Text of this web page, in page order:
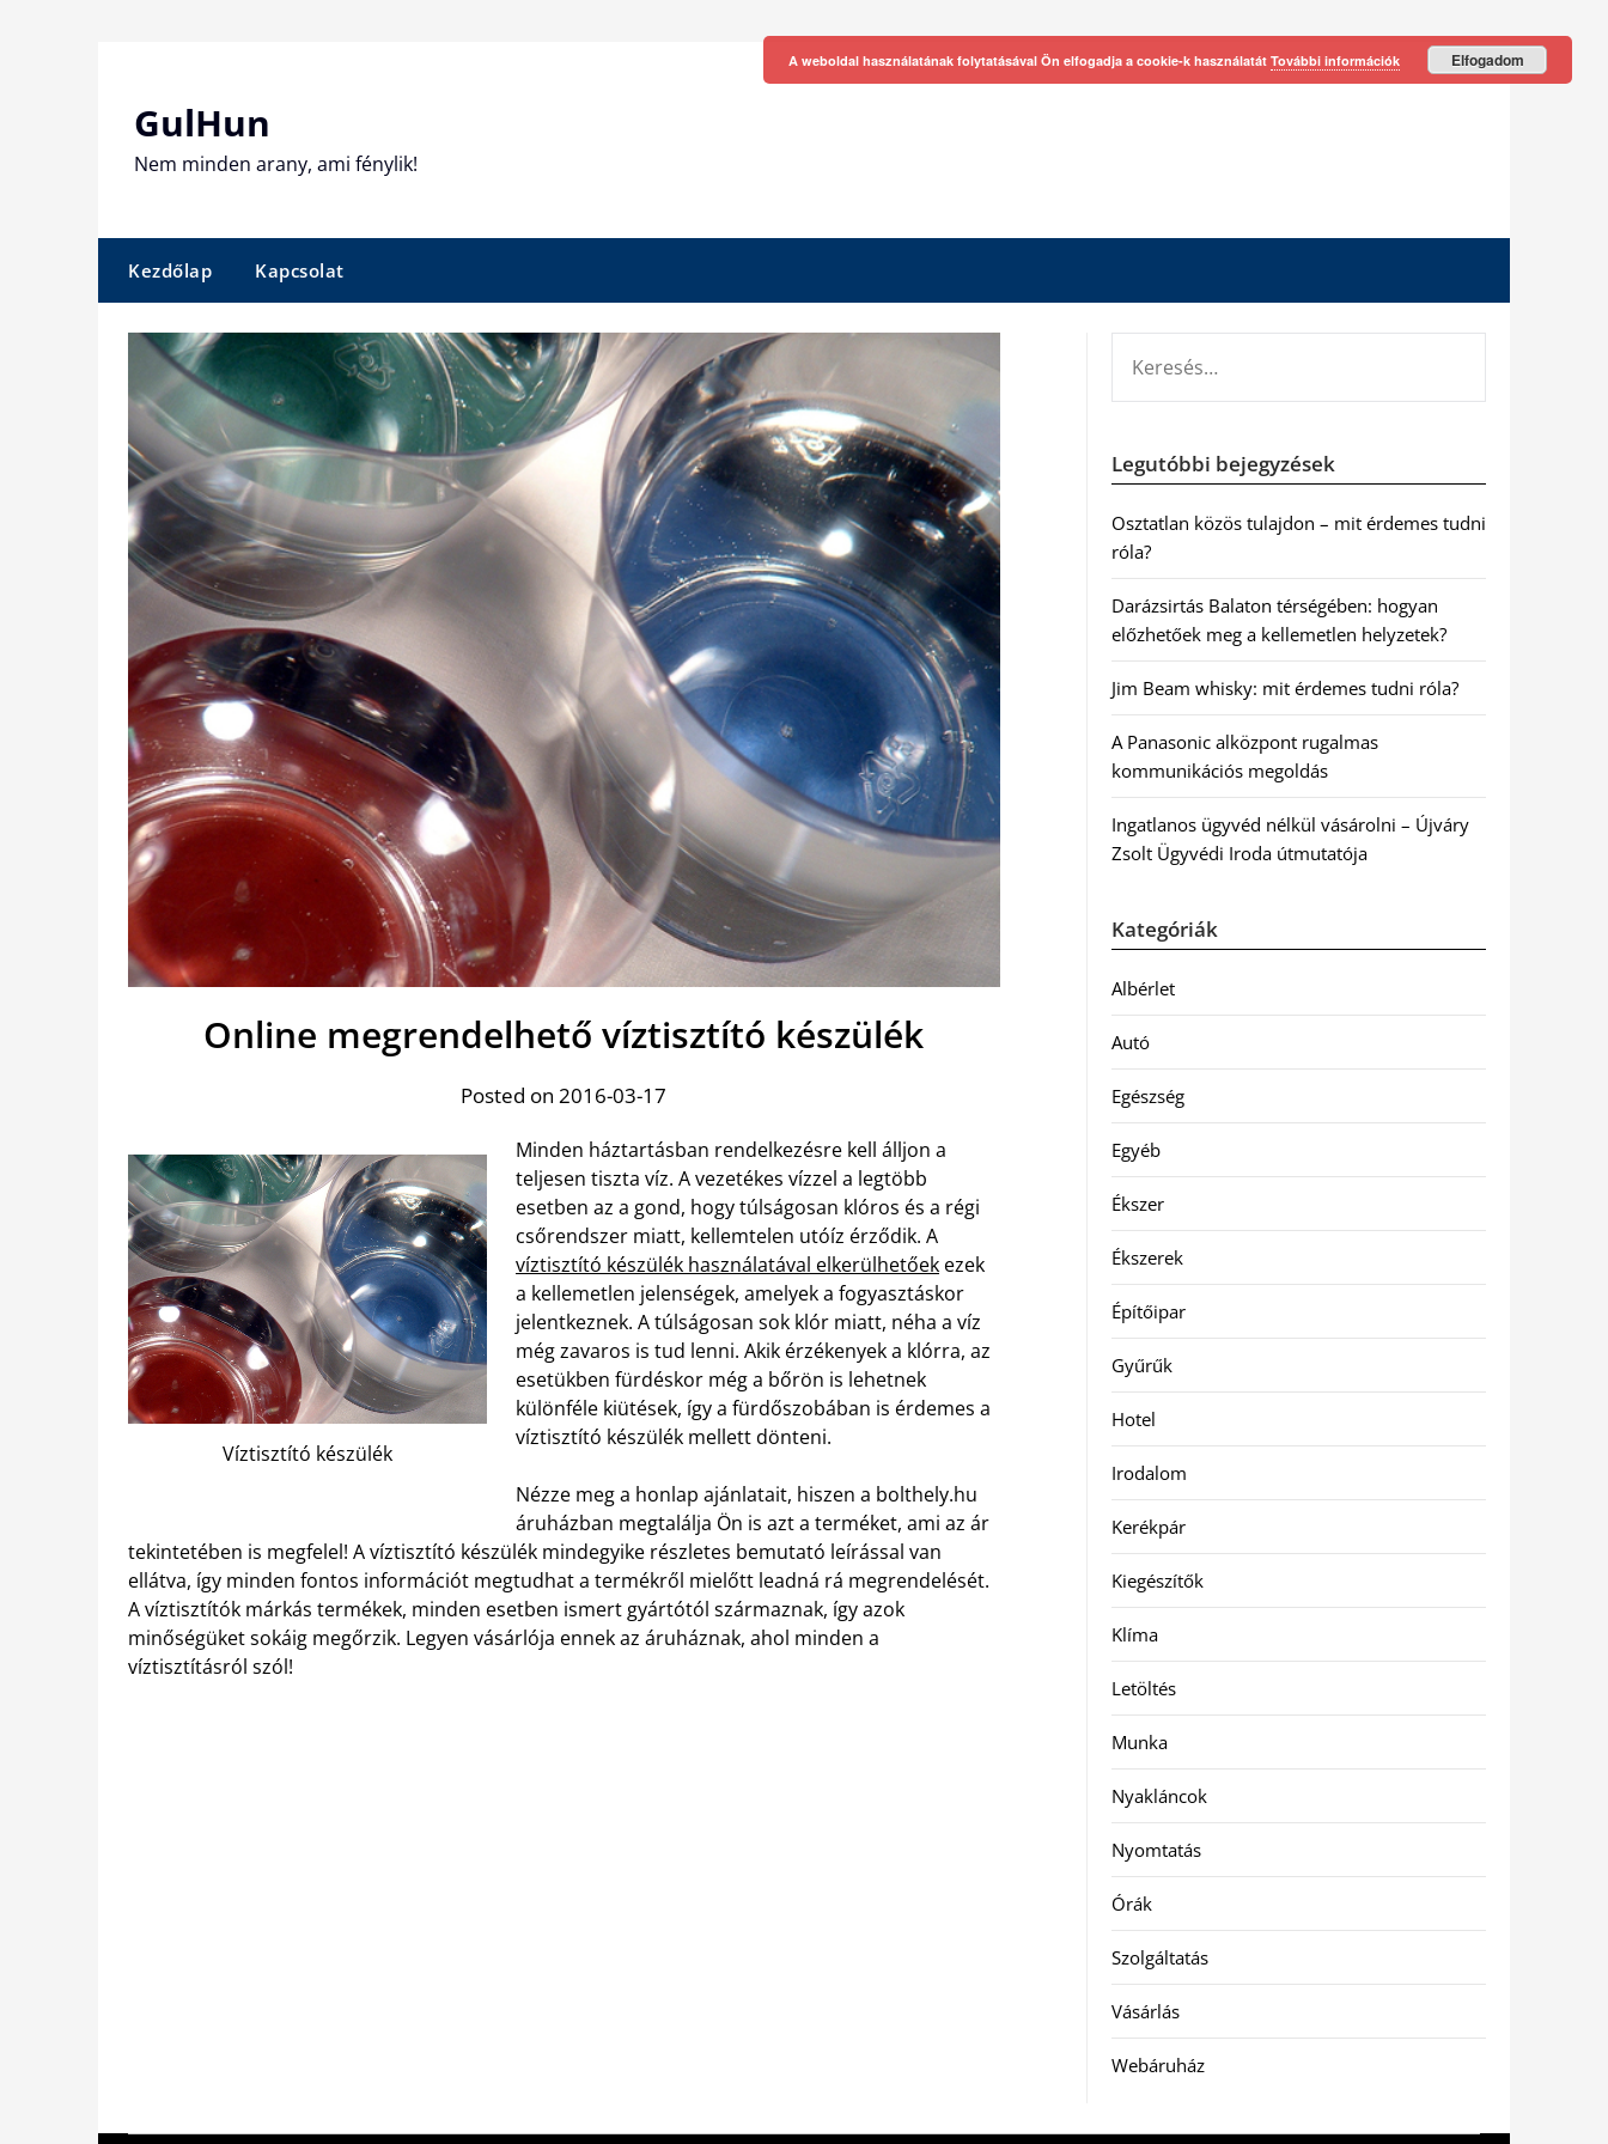
GulHun
Nem minden arany, ami fénylik!
Kezdőlap Kapcsolat
Online megrendelhető víztisztító készülék
Posted on 2016-03-17
Víztisztító készülék
Minden háztartásban rendelkezésre kell álljon a
teljesen tiszta víz. A vezetékes vízzel a legtöbb
esetben az a gond, hogy túlságosan klóros és a régi
csőrendszer miatt, kellemtelen utóíz érződik. A
víztisztító készülék használatával elkerülhetőek ezek
a kellemetlen jelenségek, amelyek a fogyasztáskor
jelentkeznek. A túlságosan sok klór miatt, néha a víz
még zavaros is tud lenni. Akik érzékenyek a klórra, az
esetükben fürdéskor még a bőrön is lehetnek
különféle kiütések, így a fürdőszobában is érdemes a
víztisztító készülék mellett dönteni.
Nézze meg a honlap ajánlatait, hiszen a bolthely.hu
áruházban megtalálja Ön is azt a terméket, ami az ár
tekintetében is megfelel! A víztisztító készülék mindegyike részletes bemutató leírással van
ellátva, így minden fontos információt megtudhat a termékről mielőtt leadná rá megrendelését.
A víztisztítók márkás termékek, minden esetben ismert gyártótól származnak, így azok
minőségüket sokáig megőrzik. Legyen vásárlója ennek az áruháznak, ahol minden a
víztisztításról szól!
Legutóbbi bejegyzések
Osztatlan közös tulajdon – mit érdemes tudni
róla?
Darázsirtás Balaton térségében: hogyan
előzhetőek meg a kellemetlen helyzetek?
Jim Beam whisky: mit érdemes tudni róla?
A Panasonic alközpont rugalmas
kommunikációs megoldás
Ingatlanos ügyvéd nélkül vásárolni – Újváry
Zsolt Ügyvédi Iroda útmutatója
Kategóriák
Albérlet
Autó
Egészség
Egyéb
Ékszer
Ékszerek
Építőipar
Gyűrűk
Hotel
Irodalom
Kerékpár
Kiegészítők
Klíma
Letöltés
Munka
Nyakláncok
Nyomtatás
Órák
Szolgáltatás
Vásárlás
Webáruház
A weboldal használatának folytatásával Ön elfogadja a cookie-k használatát További információk Elfogadom